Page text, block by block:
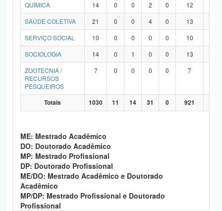
QUÍMICA
14 0 0 2 0 12
SAÚDE COLETIVA
21 0 0 4 0 13
SERVIÇO SOCIAL
10 0 0 0 0 10
SOCIOLOGIA
14 0 1 0 0 13
ZOOTECNIA /
RECURSOS
PESQUEIROS
7 0 0 0 0 7
Totais 1030 11 14 31 0 921
ME: Mestrado Acadêmico
DO: Doutorado Acadêmico
MP: Mestrado Profissional
DP: Doutorado Profissional
ME/DO: Mestrado Acadêmico e Doutorado
Acadêmico
MP/DP: Mestrado Profissional e Doutorado
Profissional